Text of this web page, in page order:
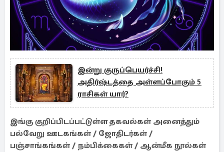
இன்று குருப்பெயர்ச்சி!
அதிர்ஷ்டத்தை அள்ளப்போகும் 5
ராசிகள் யார்?
இங்கு குறிப்பிடப்பட்டுள்ள தகவல்கள் அனைத்தும்
பல்வேறு ஊடகங்கள் / ஜோதிடர்கள் /
பஞ்சாங்கங்கள் / நம்பிக்கைகள் / ஆன்மீக நூல்கள்